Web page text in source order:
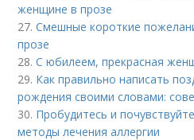
женщине в прозе
27.Смешные короткие
прозе
28.С юбилеем, прекрасная
29. Как правильно написать
рождения своими словами:
30. Пробудитесь и
методы лечения аллергии